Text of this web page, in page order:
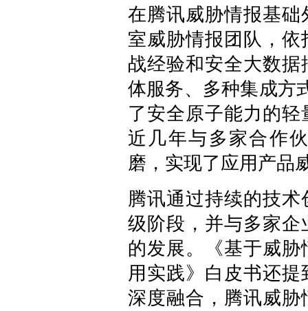
在腾讯威胁情报基
室威胁情报团队，
战经验和安全大数
体服务、多种集成方
了安全原子能力的
近几年与多家合作
磨，实现了应用产品
腾讯通过持续的技
级阶段，并与多家
的发展。《基于威
用实践》白皮书还
深度融合，腾讯威